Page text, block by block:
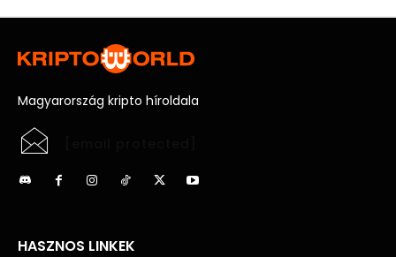
Magyarország kripto híroldala
HASZNOS LINKEK